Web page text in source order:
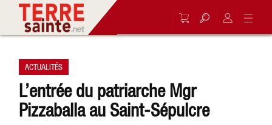
ACTUALITÉS
L’entrée du patriarche Mgr
Pizzaballa au Saint-Sépulcre